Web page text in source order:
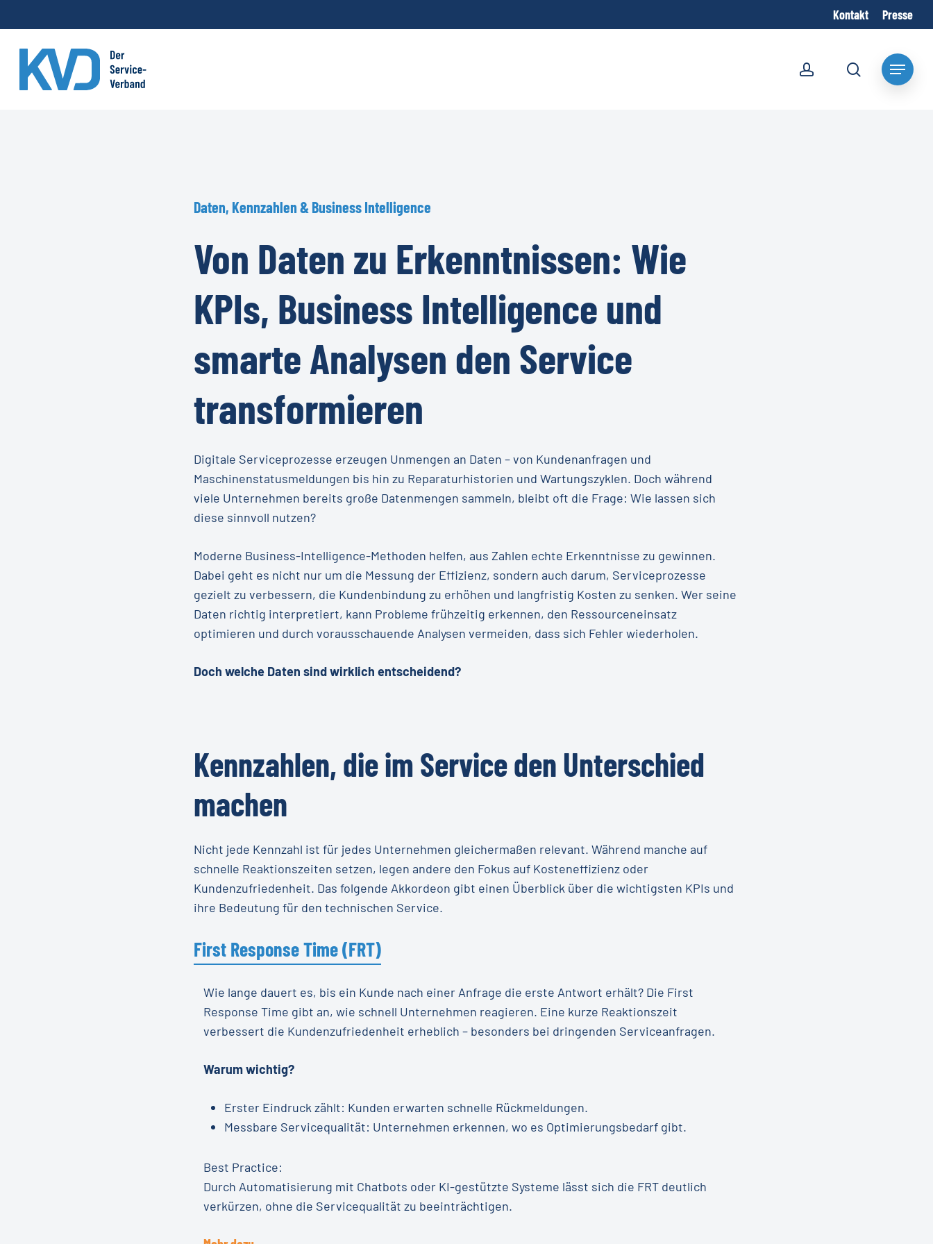
to
main
content
Kontakt Presse
Menu
search
Daten, Kennzahlen&BusinessIntelligence
Von Daten zu Erkenntnissen: Wie
KPIs, Business Intelligence und
smarteAnalysen den Service
transformieren
Digitale Serviceprozesse erzeugen Unmengen an Daten – von Kundenanfragen und
Maschinenstatusmeldungen bis hin zu Reparaturhistorien und Wartungszyklen. Doch während
viele Unternehmen bereits große Datenmengen sammeln, bleibt oft die Frage: Wie lassen sich
diese sinnvoll nutzen?
Moderne Business-Intelligence-Methoden helfen, aus Zahlen echte Erkenntnisse zu gewinnen.
Dabei geht es nicht nur um die Messung der Effizienz, sondern auch darum, Serviceprozesse
gezielt zu verbessern, die Kundenbindung zu erhöhen und langfristig Kosten zu senken. Wer seine
Daten richtig interpretiert, kann Probleme frühzeitig erkennen, den Ressourceneinsatz
optimieren und durch vorausschauende Analysen vermeiden, dass sich Fehler wiederholen.
Doch welche Daten sind wirklich entscheidend?
Kennzahlen,dieimServiceden Unterschied
machen
Nicht jede Kennzahl ist für jedes Unternehmen gleichermaßen relevant. Während manche auf
schnelle Reaktionszeiten setzen, legen andere den Fokus auf Kosteneffizienz oder
Kundenzufriedenheit. Das folgende Akkordeon gibt einen Überblick über die wichtigsten KPIs und
ihre Bedeutung für den technischen Service.
First Response Time (FRT)
Wie lange dauert es, bis ein Kunde nach einer Anfrage die erste Antwort erhält? Die First
Response Time gibt an, wie schnell Unternehmen reagieren. Eine kurze Reaktionszeit
verbessert die Kundenzufriedenheit erheblich – besonders bei dringenden Serviceanfragen.
Warum wichtig?
Erster Eindruck zählt: Kunden erwarten schnelle Rückmeldungen.
Messbare Servicequalität: Unternehmen erkennen, wo es Optimierungsbedarf gibt.
Best Practice:
Durch Automatisierung mit Chatbots oder KI-gestützte Systeme lässt sich die FRT deutlich
verkürzen, ohne die Servicequalität zu beeinträchtigen.